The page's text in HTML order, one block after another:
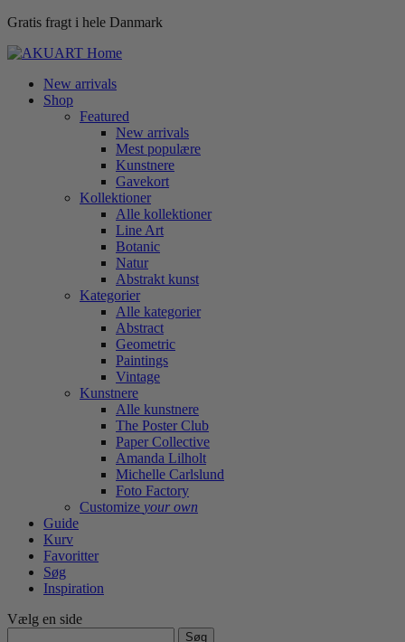
Gratis fragt i hele Danmark
New arrivals
Shop
Featured
New arrivals
Mest populære
Kunstnere
Gavekort
Kollektioner
Alle kollektioner
Line Art
Botanic
Natur
Abstrakt kunst
Kategorier
Alle kategorier
Abstract
Geometric
Paintings
Vintage
Kunstnere
Alle kunstnere
The Poster Club
Paper Collective
Amanda Lilholt
Michelle Carlslund
Foto Factory
Customize your own
Guide
Kurv
Favoritter
Søg
Inspiration
Vælg en side